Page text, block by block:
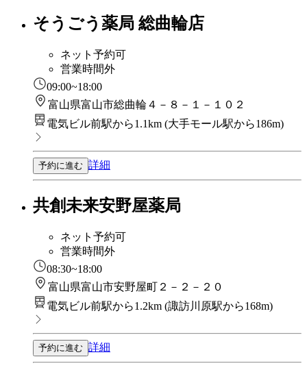
そうごう薬局 総曲輪店
ネット予約可
営業時間外
09:00~18:00
富山県富山市総曲輪４－８－１－１０２
電気ビル前駅から1.1km (大手モール駅から186m)
予約に進む 詳細
共創未来安野屋薬局
ネット予約可
営業時間外
08:30~18:00
富山県富山市安野屋町２－２－２０
電気ビル前駅から1.2km (諏訪川原駅から168m)
予約に進む 詳細